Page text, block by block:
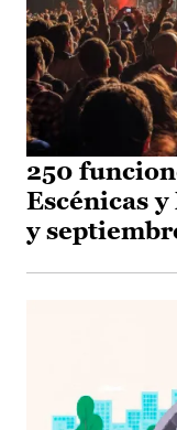
250
Escénicas
y